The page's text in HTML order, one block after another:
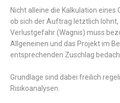
Nicht alleine die Kalkulation
ob sich der Auftrag letztlich lohnt,
Verlustgefahr (Wagnis) muss
Allgeneinen und das Projekt im
entsprechenden Zuschlag
Grundlage sind dabei freilich
Risikoanalysen.